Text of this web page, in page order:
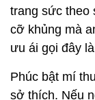
trang sức theo
cỡ khủng mà
ưu ái gọi đây
Phúc bật mí
sở thích. Nếu